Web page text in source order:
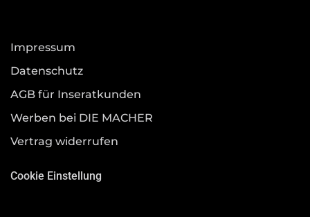
Impressum
Datenschutz
AGB für Inseratkunden
Werben bei DIE MACHER
Vertrag widerrufen
Cookie Einstellung